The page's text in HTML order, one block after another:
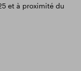
et à proximité du